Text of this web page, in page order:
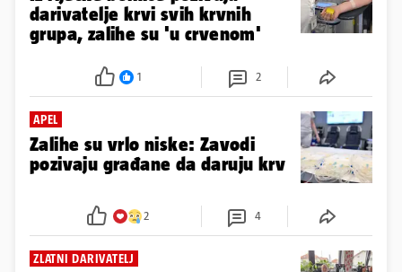
darivatelje krvi svih krvnih
grupa, zalihe su 'u crvenom'
1 2
APEL
Zalihe su vrlo niske: Zavodi
pozivaju građane da daruju krv
2 4
ZLATNI DARIVATELJ